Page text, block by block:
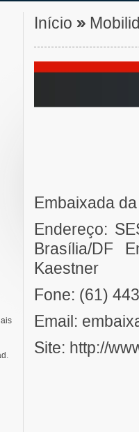
Início »
Embaixada
Endereço:
Brasília/DF
Kaestner
Fone: (61)
Email:
Site: http://